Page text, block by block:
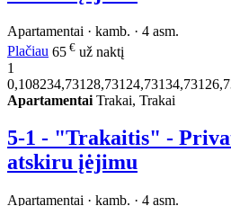
Apartamentai · kamb. · 4 asm.
Plačiau 65 € už naktį
1
Apartamentai Trakai, Trakai
5-1 - "Trakaitis" -
atskiru įėjimu
Apartamentai · kamb. · 4 asm.